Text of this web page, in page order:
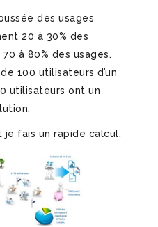
des usages
20 à 30% des
à 80% des usages.
100 utilisateurs d’un
utilisateurs ont un
fais un rapide calcul.